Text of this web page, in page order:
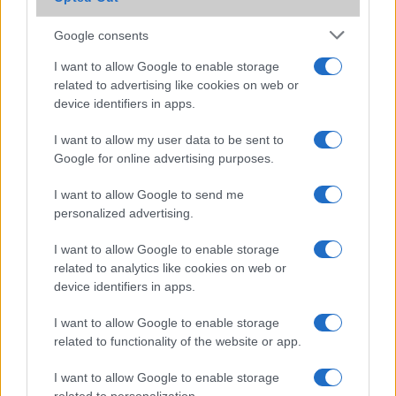
Google consents
I want to allow Google to enable storage
related to advertising like cookies on web or
device identifiers in apps.
I want to allow my user data to be sent to
Google for online advertising purposes.
I want to allow Google to send me
personalized advertising.
I want to allow Google to enable storage
related to analytics like cookies on web or
device identifiers in apps.
I want to allow Google to enable storage
related to functionality of the website or app.
I want to allow Google to enable storage
A nokia ismét fellebbentette a fátylát egy készüléke felõl,
nem is akármilyen készülékrõl. A Nokia 500 névre hallgató
processzor órajele a piac fejlõdésének irányához igazodva
1 GHz-es órajelen ketyeg majd.
LEGOLVASOTTABBAK
Számos népszerű Samsung Galaxy készülék kimarad a One
UI 9 frissítésből – itt a lista az érintett modellekről
iPhone 18 bemutató dátum - ekkor rántja le a leplet az
Apple az új csúcsmobilokról
Az Android rejtett automatizmusai: hat funkció, amely